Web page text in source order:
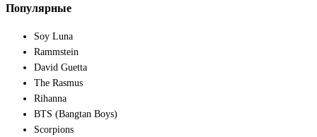
Популярные
Soy Luna
Rammstein
David Guetta
The Rasmus
Rihanna
BTS (Bangtan Boys)
Scorpions